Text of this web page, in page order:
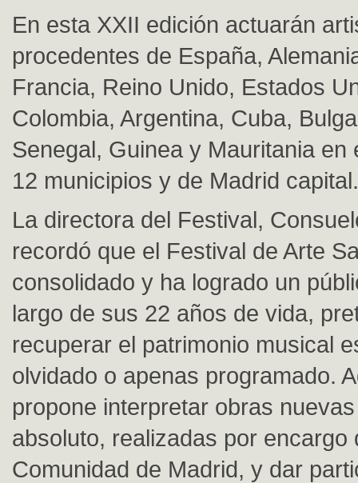
En esta XXII edición actuarán
procedentes de España,
Francia, Reino Unido, Estados
Colombia, Argentina, Cuba,
Senegal, Guinea y Mauritania en
12 municipios y de Madrid capital.
La directora del Festival,
recordó que el Festival de Arte
consolidado y ha logrado un
largo de sus 22 años de vida,
recuperar el patrimonio musical
olvidado o apenas programado.
propone interpretar obras
absoluto, realizadas por encargo
Comunidad de Madrid, y dar